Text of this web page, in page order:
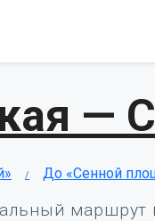
—
До «Сенной